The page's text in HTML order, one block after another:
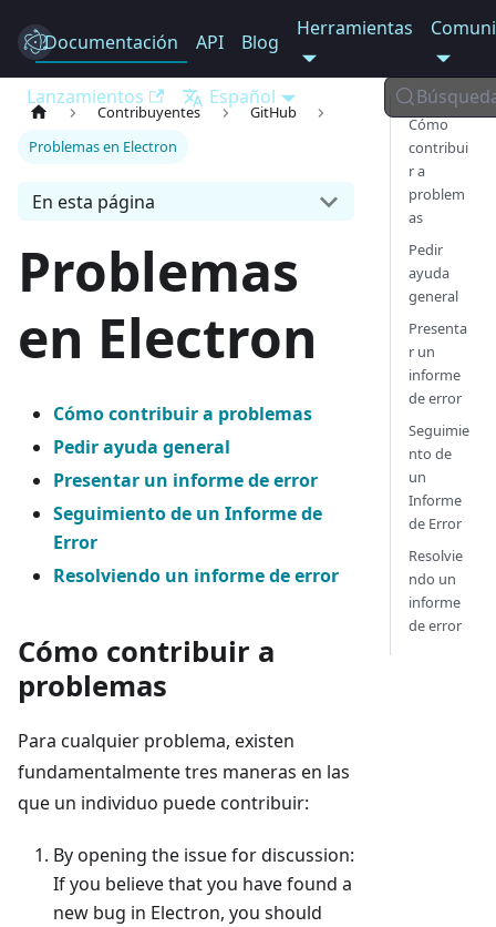
Electron
Documentación API Blog
Herramientas
Lanzamientos Español
Contribuyentes
GitHub
Problemas en Electron
En esta página
Problemas
en Electron
Cómo contribuir a problemas
Pedir ayuda general
Presentar un informe de error
Seguimiento de un Informe de
Error
Resolviendo un informe de error
Cómo contribuir a
problemas
Para cualquier problema, existen
fundamentalmente tres maneras en las
que un individuo puede contribuir:
By opening the issue for discussion:
If you believe that you have found a
new bug in Electron, you should
Cómo
contribui
r a
problem
as
Pedir
ayuda
general
Presenta
r un
informe
de error
Seguimie
nto de
un
Informe
de Error
Resolvie
ndo un
informe
de error